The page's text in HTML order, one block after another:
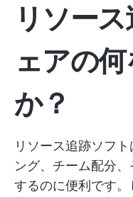
リソー
ェアの
か？
リソース追跡ソフ
ング、チーム配分
するのに便利です